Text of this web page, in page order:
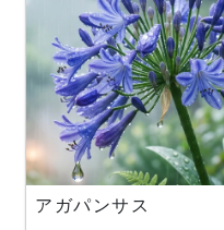
アガパンサス